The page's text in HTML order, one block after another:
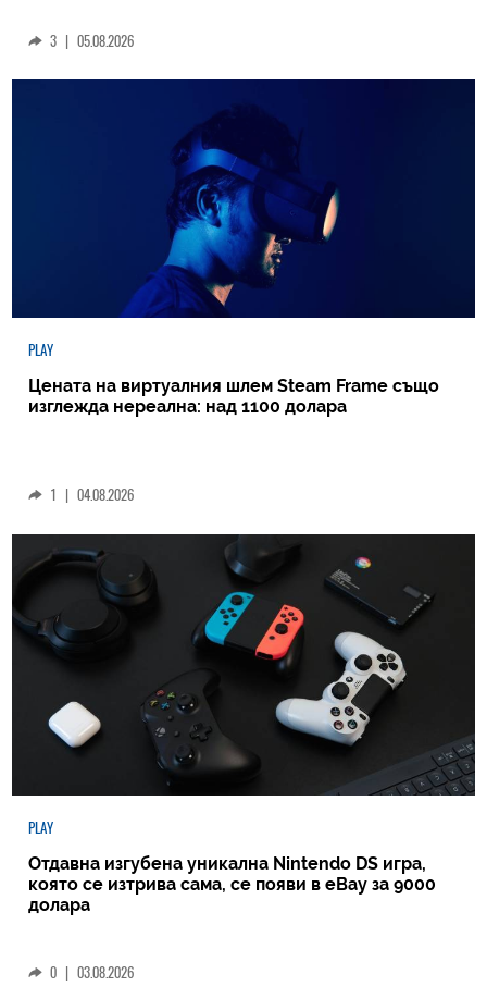
3 | 05.08.2026
PLAY
Цената на виртуалния шлем Steam Frame също
изглежда нереална: над 1100 долара
1 | 04.08.2026
PLAY
Отдавна изгубена уникална Nintendo DS игра,
която се изтрива сама, се появи в eBay за 9000
долара
0 | 03.08.2026